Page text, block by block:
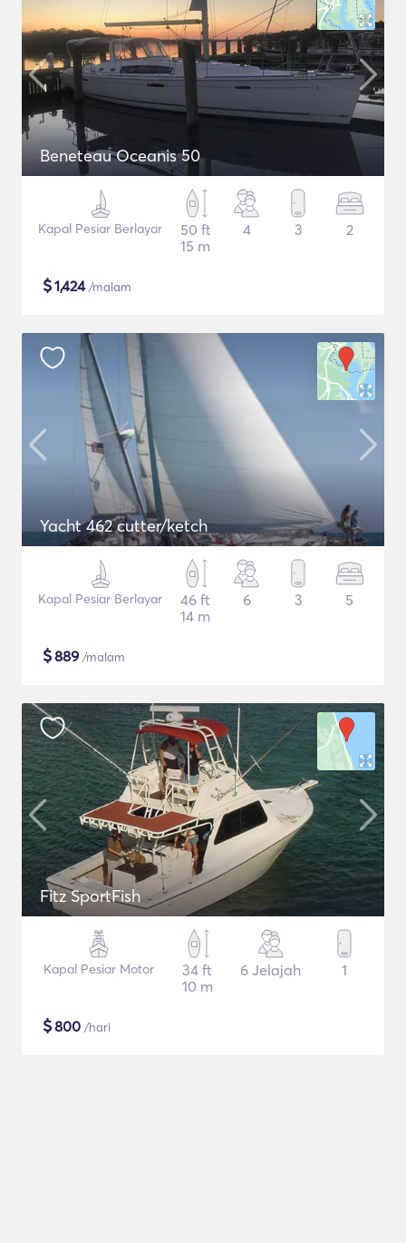
Beneteau Oceanis 50
Kapal Pesiar Berlayar
50 ft
15 m
4 3 2
$1,424/malam
Yacht 462 cutter/ketch
Kapal Pesiar Berlayar
46 ft
14 m
6 3 5
$889 /malam
Fitz SportFish
Kapal Pesiar Motor
34 ft
10 m
6 Jelajah 1
$800 /hari